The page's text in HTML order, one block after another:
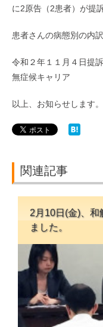
に2原告（2患者）が提
患者さんの病態別の内
令和２年１１月４日提
無症候キャリ
以上、お知らせします。
関連記事
2月10日(金)、和
ました。